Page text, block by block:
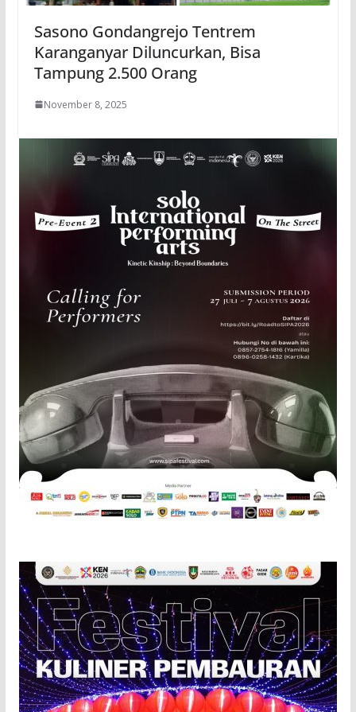
Sasono Gondangrejo Tentrem
Karanganyar Diluncurkan, Bisa
Tampung 2.500 Orang
November 8, 2025